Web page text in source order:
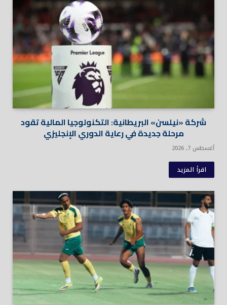
شركة «نيلسن» البريطانية: التكنولوجيا المالية تقود
مرحلة جديدة في رعاية الدوري الإنجليزي
أغسطس 7, 2026
اقرأ المزيد